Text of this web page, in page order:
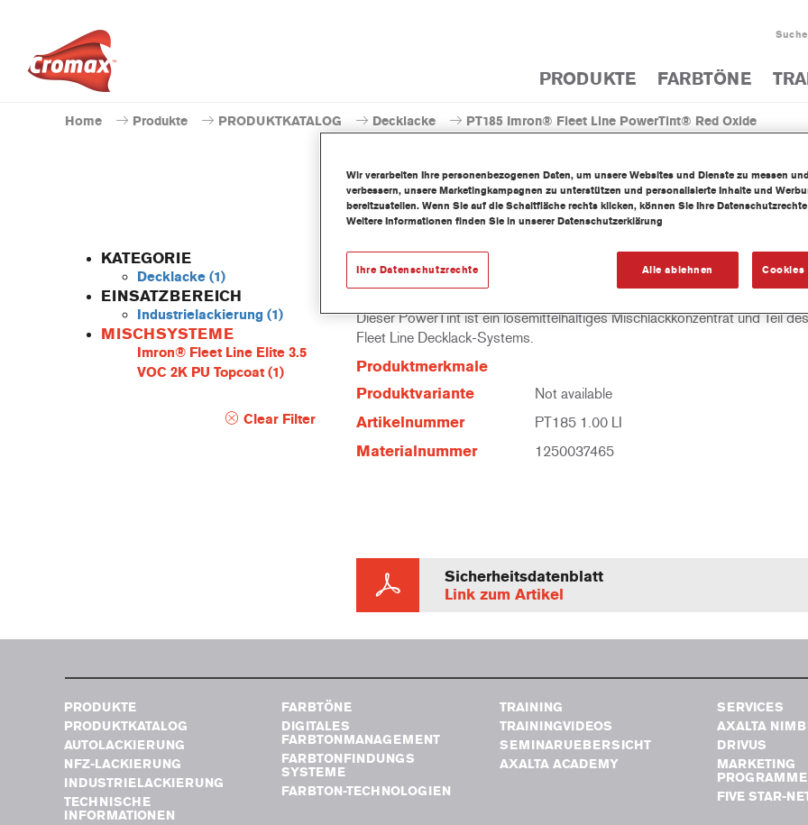
Suche
PRODUKTE FARBTÖNE
Home Produkte PRODUKTKATALOG Decklacke PT185 Imron® Fleet Line PowerTint® Red Oxide
KATEGORIE
Decklacke (1)
EINSATZBEREICH
Industrielackierung (1)
MISCHSYSTEME
Imron® Fleet Line Elite 3.5
VOC 2K PU Topcoat(1)
Clear Filter
PT185 Imron® Fleet Line
Dieser PowerTint ist ein lösemittelhaltiges Mischlackkonzentrat und Teil
Fleet Line Decklack-Systems.
Produktmerkmale
Produktvariante
Not available
Artikelnummer PT185 1.00 LI
Materialnummer 1250037465
Sicherheitsdatenblatt
Link zum Artikel
PRODUKTE
PRODUKTKATALOG
AUTOLACKIERUNG
NFZ-LACKIERUNG
INDUSTRIELACKIERUNG
TECHNISCHE
INFORMATIONEN
FARBTÖNE
DIGITALES
FARBTONMANAGEMENT
FARBTONFINDUNGS
SYSTEME
FARBTON-TECHNOLOGIEN
TRAINING
TRAININGVIDEOS
SEMINARUEBERSICHT
AXALTA ACADEMY
SERVICES
AXALTA
DRIVUS
MARKETING
FIVE STAR-
Wir verarbeiten Ihre personenbezogenen Daten, um unsere Websites und Dienste zu messen
verbessern, unsere Marketingkampagnen zu unterstützen und personalisierte Inhalte und
bereitzustellen. Wenn Sie auf die Schaltfläche rechts klicken, können Sie Ihre
Weitere Informationen finden Sie in unserer Datenschutzerklärung
Alle ablehnen Cookies
Ihre Datenschutzrechte